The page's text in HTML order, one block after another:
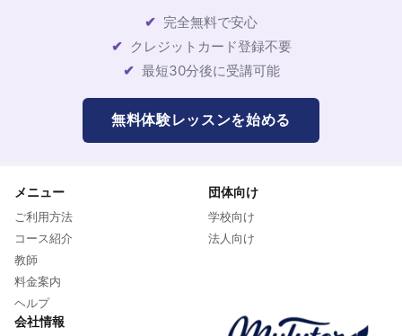
完全無料で安心
クレジットカード登録不要
最短30分後に受講可能
無料体験レッスンを始める
メニュー
ご利用方法
コース紹介
教師
料金案内
ヘルプ
団体向け
学校向け
法人向け
会社情報